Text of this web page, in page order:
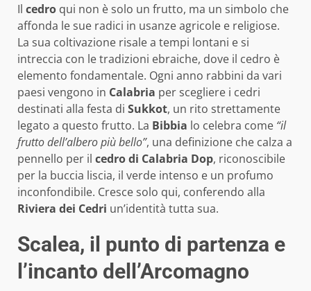
Il cedro qui non è solo un frutto, ma un simbolo che
affonda le sue radici in usanze agricole e religiose.
La sua coltivazione risale a tempi lontani e si
intreccia con le tradizioni ebraiche, dove il cedro è
elemento fondamentale. Ogni anno rabbini da vari
paesi vengono in Calabria per scegliere i cedri
destinati alla festa di Sukkot, un rito strettamente
legato a questo frutto. La Bibbia lo celebra come “il
frutto dell’albero più bello”, una definizione che calza a
pennello per il cedro di Calabria Dop, riconoscibile
per la buccia liscia, il verde intenso e un profumo
inconfondibile. Cresce solo qui, conferendo alla
Riviera dei Cedri un’identità tutta sua.
Scalea, il punto di partenza e
l’incanto dell’Arcomagno